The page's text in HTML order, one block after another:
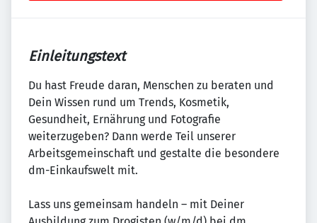
Einleitungstext
Du hast Freude daran, Menschen zu beraten und
Dein Wissen rund um Trends, Kosmetik,
Gesundheit, Ernährung und Fotografie
weiterzugeben? Dann werde Teil unserer
Arbeitsgemeinschaft und gestalte die besondere
dm-Einkaufswelt mit.
Lass uns gemeinsam handeln – mit Deiner